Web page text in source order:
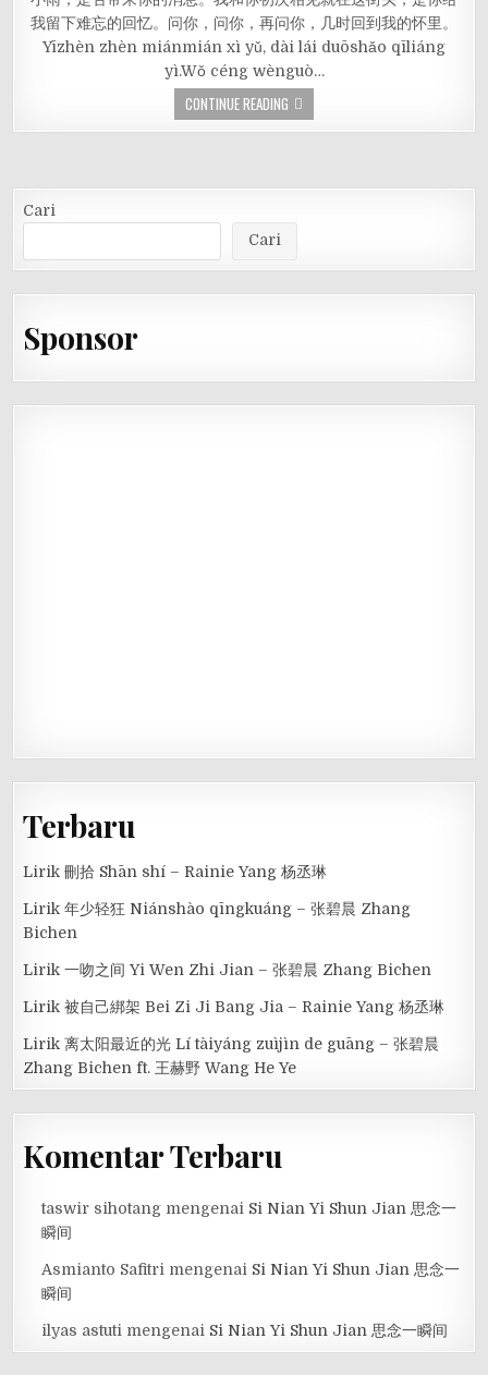
我留下难忘的回忆。问你，问你，再问你，几时回到我的怀里。
Yīzhèn zhèn miánmián xì yǔ, dài lái duōshǎo qīliáng
yì.Wǒ céng wènguò…
CONTINUE READING
Cari
Cari
Sponsor
Terbaru
Lirik 刪拾 Shān shí – Rainie Yang 杨丞琳
Lirik 年少轻狂 Niánshào qīngkuáng – 张碧晨 Zhang
Bichen
Lirik 一吻之间 Yi Wen Zhi Jian – 张碧晨 Zhang Bichen
Lirik 被自己綁架 Bei Zi Ji Bang Jia – Rainie Yang 杨丞琳
Lirik 离太阳最近的光 Lí tàiyáng zuìjìn de guāng – 张碧晨
Zhang Bichen ft. 王赫野 Wang He Ye
Komentar Terbaru
taswir sihotang mengenai Si Nian Yi Shun Jian 思念一
瞬间
Asmianto Safitri mengenai Si Nian Yi Shun Jian 思念一
瞬间
ilyas astuti mengenai Si Nian Yi Shun Jian 思念一瞬间